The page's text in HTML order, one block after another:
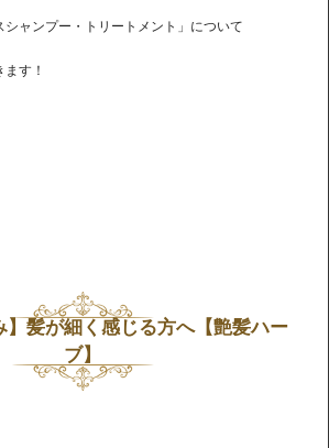
ャンプー・トリートメント」について
す！
】髪が細く感じる方へ【艶髪ハー
ブ】